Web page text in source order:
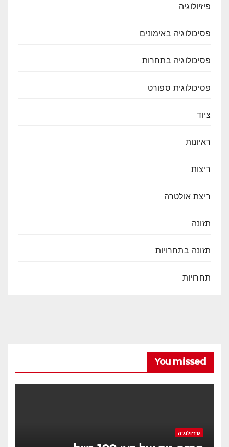
פיזיולוגיה
פסיכולוגיה באימונים
פסיכולוגיה בתחרות
פסיכולוגית ספורט
ציוד
ראיונות
ריצות
ריצת אולטרה
תזונה
תזונה בתחרויות
תחרויות
You missed
פיזיולוגיה